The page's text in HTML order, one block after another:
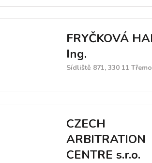
FRYČKOVÁ
Ing.
Sídliště 871, 330 11
CZECH
ARBITRATION
CENTRE s.r.o.